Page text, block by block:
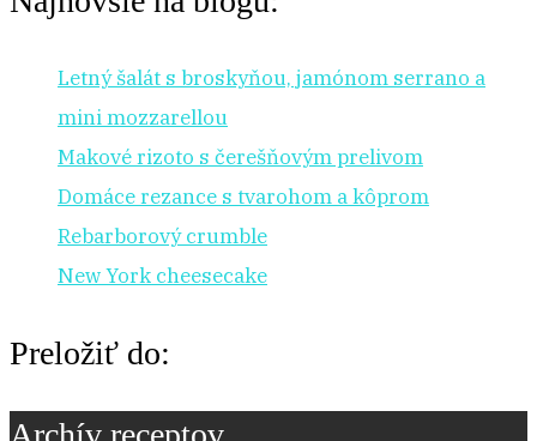
Letný šalát s broskyňou, jamónom serrano a
mini mozzarellou
Makové rizoto s čerešňovým prelivom
Domáce rezance s tvarohom a kôprom
Rebarborový crumble
New York cheesecake
Preložiť do: